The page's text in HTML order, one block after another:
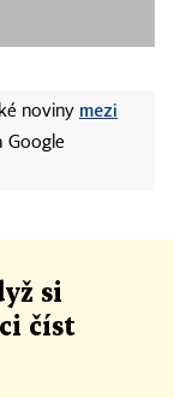
noviny mezi
Google
si
číst